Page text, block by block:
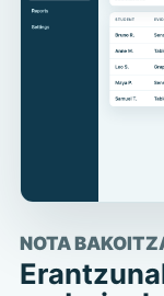
NOTA